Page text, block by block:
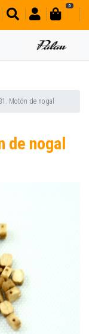
0
Motón de nogal
de nogal